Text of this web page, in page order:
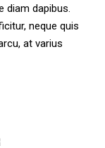
dapibus.
neque quis
at varius